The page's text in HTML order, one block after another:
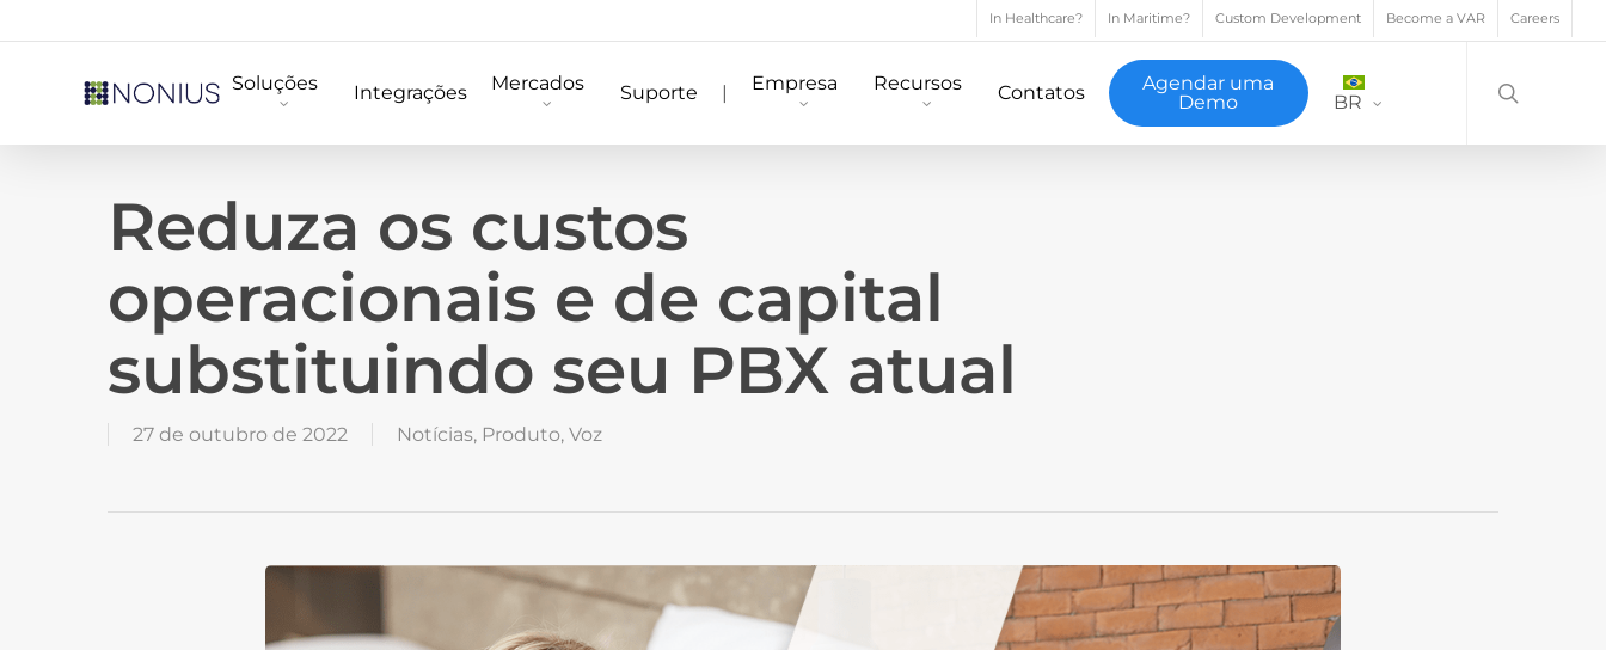
In Healthcare? In Maritime? Custom Development Become a VAR Careers
Soluções Integrações Mercados Suporte | Empresa Recursos Contatos
Agendar uma
Demo
BR
Reduza os custos
operacionais e de capital
substituindo seu PBX atual
27 de outubro de 2022 Notícias, Produto, Voz